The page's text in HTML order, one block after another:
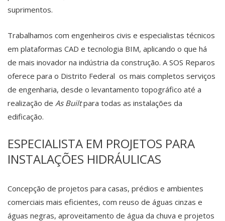
suprimentos.
Trabalhamos com engenheiros civis e especialistas técnicos
em plataformas CAD e tecnologia BIM, aplicando o que há
de mais inovador na indústria da construção. A SOS Reparos
oferece para o Distrito Federal os mais completos serviços
de engenharia, desde o levantamento topográfico até a
realização de As Builtpara todas as instalações da
edificação.
ESPECIALISTA EM PROJETOS PARA
INSTALAÇÕES HIDRÁULICAS
Concepção de projetos para casas, prédios e ambientes
comerciais mais eficientes, com reuso de águas cinzas e
águas negras, aproveitamento de água da chuva e projetos